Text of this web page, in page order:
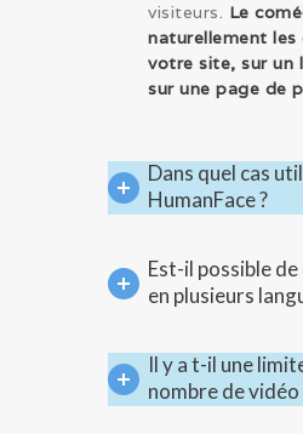
visiteurs. Le
naturellement les
votre site, sur un
sur une page de
Dans quel cas
HumanFace ?
Est-il possible
en plusieurs
Il y a t-il une
nombre de vidéo